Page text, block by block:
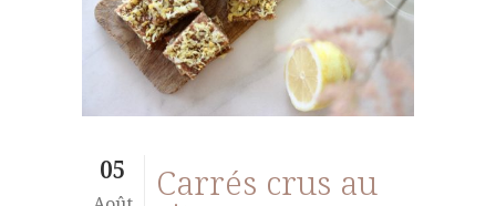
05 Carrés crus au